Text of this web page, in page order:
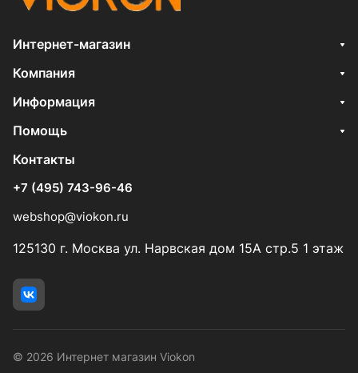
Интернет-магазин
Компания
Информация
Помощь
Контакты
+7 (495) 743-96-46
webshop@viokon.ru
125130 г. Москва ул. Нарвская дом 15А стр.5 1 этаж
© 2026 Интернет магазин Viokon